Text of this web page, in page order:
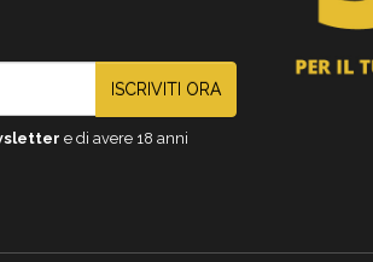
ISCRIVITI ORA
e di avere 18 anni